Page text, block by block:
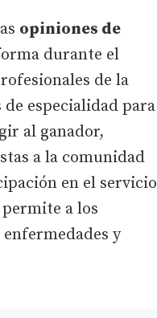
opiniones de
durante el
de la
especialidad para
al ganador,
a la comunidad
en el servicio
a los
y